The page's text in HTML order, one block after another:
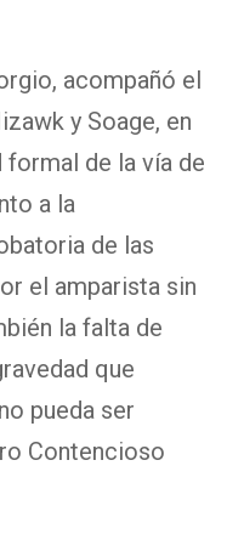
acompañó el
y Soage, en
de la vía de
a la
de las
el amparista sin
la falta de
que
pueda ser
Contencioso